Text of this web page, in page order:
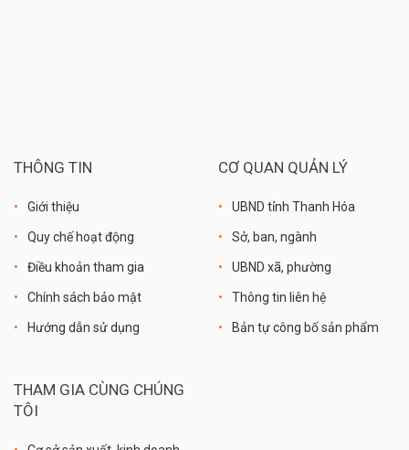
THÔNG TIN
Giới thiệu
Quy chế hoạt động
Điều khoản tham gia
Chính sách bảo mật
Hướng dẫn sử dụng
CƠ QUAN QUẢN LÝ
UBND tỉnh Thanh Hóa
Sở, ban, ngành
UBND xã, phường
Thông tin liên hệ
Bản tự công bố sản phẩm
THAM GIA CÙNG CHÚNG
TÔI